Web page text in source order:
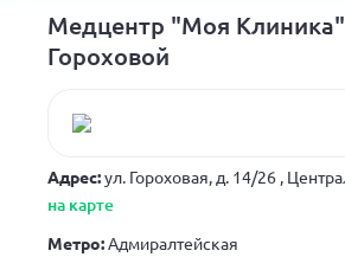
Медцентр "Моя
Гороховой
Адрес:ул. Гороховая, д. 14/26 ,
на карте
Метро:Адмиралтейская